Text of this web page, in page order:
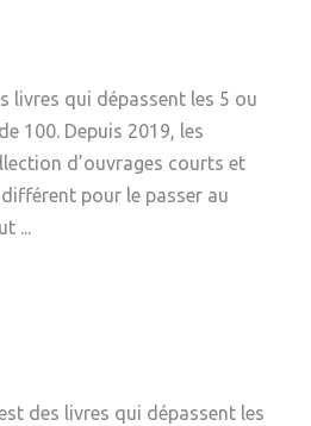
Agression Sexuelle
Délinquance
Banlieue
Accueil – Placement
Psychologie
Sexualité
Sociologie
Justice
Politique
Religion
livres qui dépassent les 5 ou
100. Depuis 2019, les
d’ouvrages courts et
pour le passer au
...
est des livres qui dépassent les